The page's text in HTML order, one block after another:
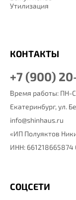
Утилизация
КОНТАКТЫ
+7 (900)
Время работы: ПН-
Екатеринбург, ул.
info@shinhaus.ru
«ИП Полуяктов
ИНН: 661218665874
СОЦСЕТИ